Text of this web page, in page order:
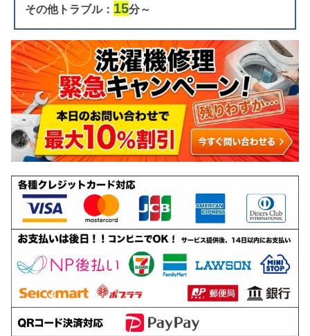
その他トラブル： 15分～